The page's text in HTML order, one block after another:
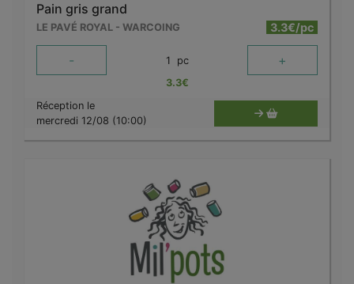
Pain gris grand
LE PAVÉ ROYAL - WARCOING 3.3€/pc
- 1 pc +
3.3€
Réception le
mercredi 12/08 (10:00)